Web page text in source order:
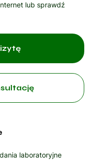
lub sprawdź
laboratoryjne